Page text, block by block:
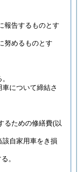
報告するものとす
努めるものとす
について締結さ
るための修繕費(以
該自家用車をき損
。